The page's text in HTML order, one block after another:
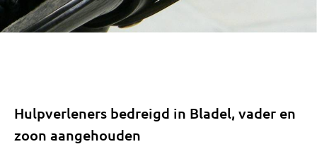
Hulpverleners bedreigd in Bladel, vader en
zoon aangehouden